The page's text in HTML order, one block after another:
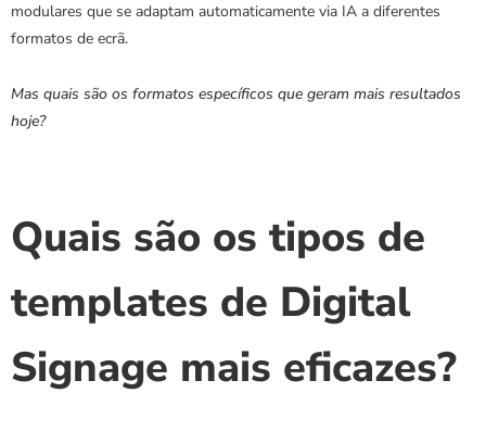
modulares que se adaptam automaticamente via IA a diferentes
formatos de ecrã.
Mas quais são os formatos específicos que geram mais resultados
hoje?
Quais são os tipos de
templates de Digital
Signage mais eficazes?